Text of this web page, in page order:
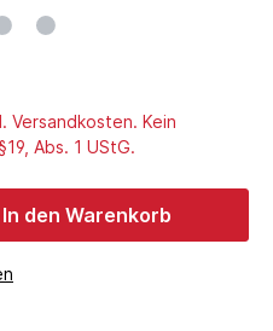
Versandkosten. Kein
Abs. 1 UStG.
In den Warenkorb